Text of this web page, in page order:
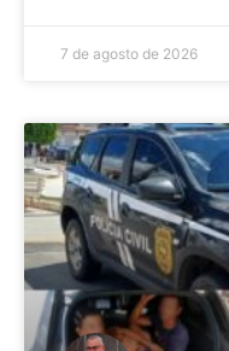
7 de agosto de 2026